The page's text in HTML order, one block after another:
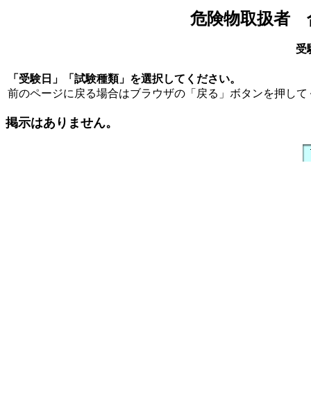
危険物取扱者
「受験日」「試験種類」を選択してください。
前のページに戻る場合はブラウザの「戻る」ボタンを押して
掲示はありません。